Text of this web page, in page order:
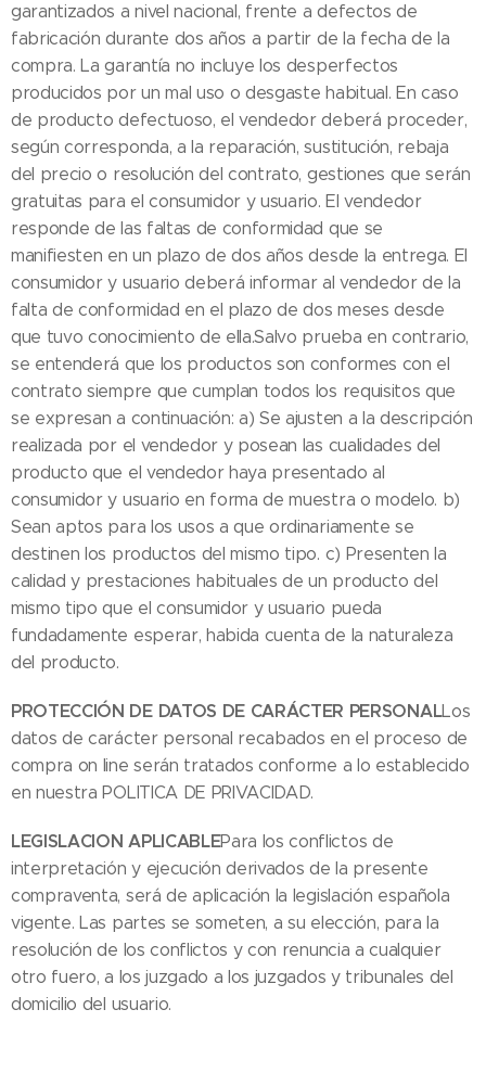
garantizados a nivel nacional, frente a defectos de
fabricación durante dos años a partir de la fecha de la
compra. La garantía no incluye los desperfectos
producidos por un mal uso o desgaste habitual. En caso
de producto defectuoso, el vendedor deberá proceder,
según corresponda, a la reparación, sustitución, rebaja
del precio o resolución del contrato, gestiones que serán
gratuitas para el consumidor y usuario. El vendedor
responde de las faltas de conformidad que se
manifiesten en un plazo de dos años desde la entrega. El
consumidor y usuario deberá informar al vendedor de la
falta de conformidad en el plazo de dos meses desde
que tuvo conocimiento de ella.Salvo prueba en contrario,
se entenderá que los productos son conformes con el
contrato siempre que cumplan todos los requisitos que
se expresan a continuación: a) Se ajusten a la descripción
realizada por el vendedor y posean las cualidades del
producto que el vendedor haya presentado al
consumidor y usuario en forma de muestra o modelo. b)
Sean aptos para los usos a que ordinariamente se
destinen los productos del mismo tipo. c) Presenten la
calidad y prestaciones habituales de un producto del
mismo tipo que el consumidor y usuario pueda
fundadamente esperar, habida cuenta de la naturaleza
del producto.
PROTECCIÓN DE DATOS DE CARÁCTER PERSONALLos
datos de carácter personal recabados en el proceso de
compra on line serán tratados conforme a lo establecido
en nuestra POLITICA DE PRIVACIDAD.
LEGISLACION APLICABLEPara los conflictos de
interpretación y ejecución derivados de la presente
compraventa, será de aplicación la legislación española
vigente. Las partes se someten, a su elección, para la
resolución de los conflictos y con renuncia a cualquier
otro fuero, a los juzgado a los juzgados y tribunales del
domicilio del usuario.